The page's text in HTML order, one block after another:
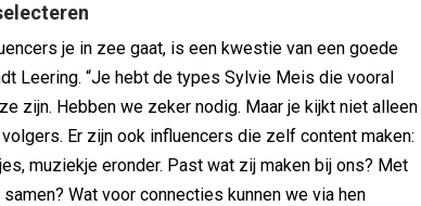
je in zee gaat, is een kwestie van een goede
Leering. “Je hebt de types Sylvie Meis die vooral
zijn. Hebben we zeker nodig. Maar je kijkt niet alleen
volgers. Er zijn ook influencers die zelf content maken:
muziekje eronder. Past wat zij maken bij ons? Met
Wat voor connecties kunnen we via hen